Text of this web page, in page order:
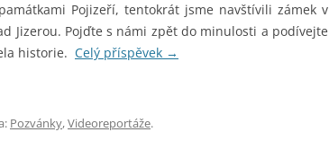
Pojizeří, tentokrát jsme navštívili zámek v
Jizerou. Pojďte s námi zpět do minulosti a podívejte
historie. Celý příspěvek →
Pozvánky,Videoreportáže.